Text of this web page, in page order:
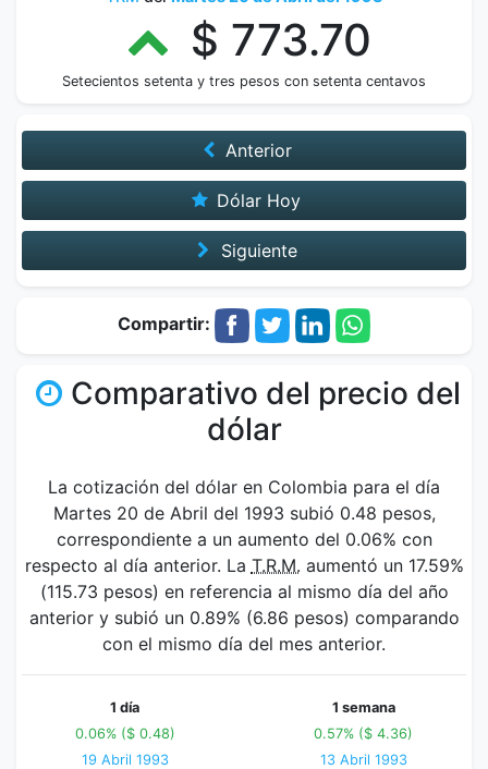
$ 773.70
Setecientos setenta y tres pesos con setenta centavos
Anterior
Dólar Hoy
Siguiente
Compartir:
Comparativo del precio del
dólar
La cotización del dólar en Colombia para el día
Martes 20 de Abril del 1993 subió 0.48 pesos,
correspondiente a un aumento del 0.06% con
respecto al día anterior. La T.R.M. aumentó un 17.59%
(115.73 pesos) en referencia al mismo día del año
anterior y subió un 0.89% (6.86 pesos) comparando
con el mismo día del mes anterior.
1 día
0.06% ($ 0.48)
19 Abril 1993
1 semana
0.57% ($ 4.36)
13 Abril 1993